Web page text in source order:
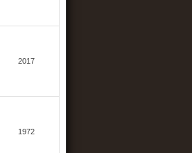
2017
1972